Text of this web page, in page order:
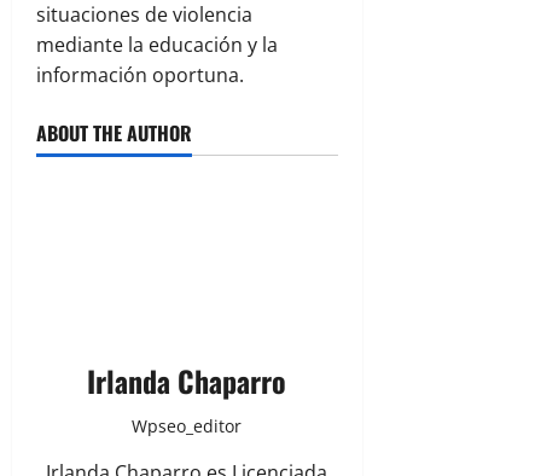
situaciones de violencia
mediante la educación y la
información oportuna.
ABOUT THE AUTHOR
Irlanda Chaparro
Wpseo_editor